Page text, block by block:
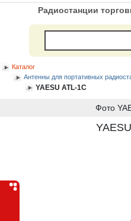
Радиостанции
Каталог
Антенны для портативных
YAESU ATL-1C
Фото